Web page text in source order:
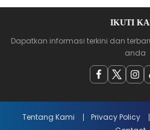
IKUTI
Dapatkan informasi terkini dan
anda
Tentang Kami Privacy Policy